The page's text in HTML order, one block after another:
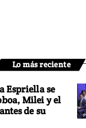
Lo más reciente
Espriella se
Milei y el
de su